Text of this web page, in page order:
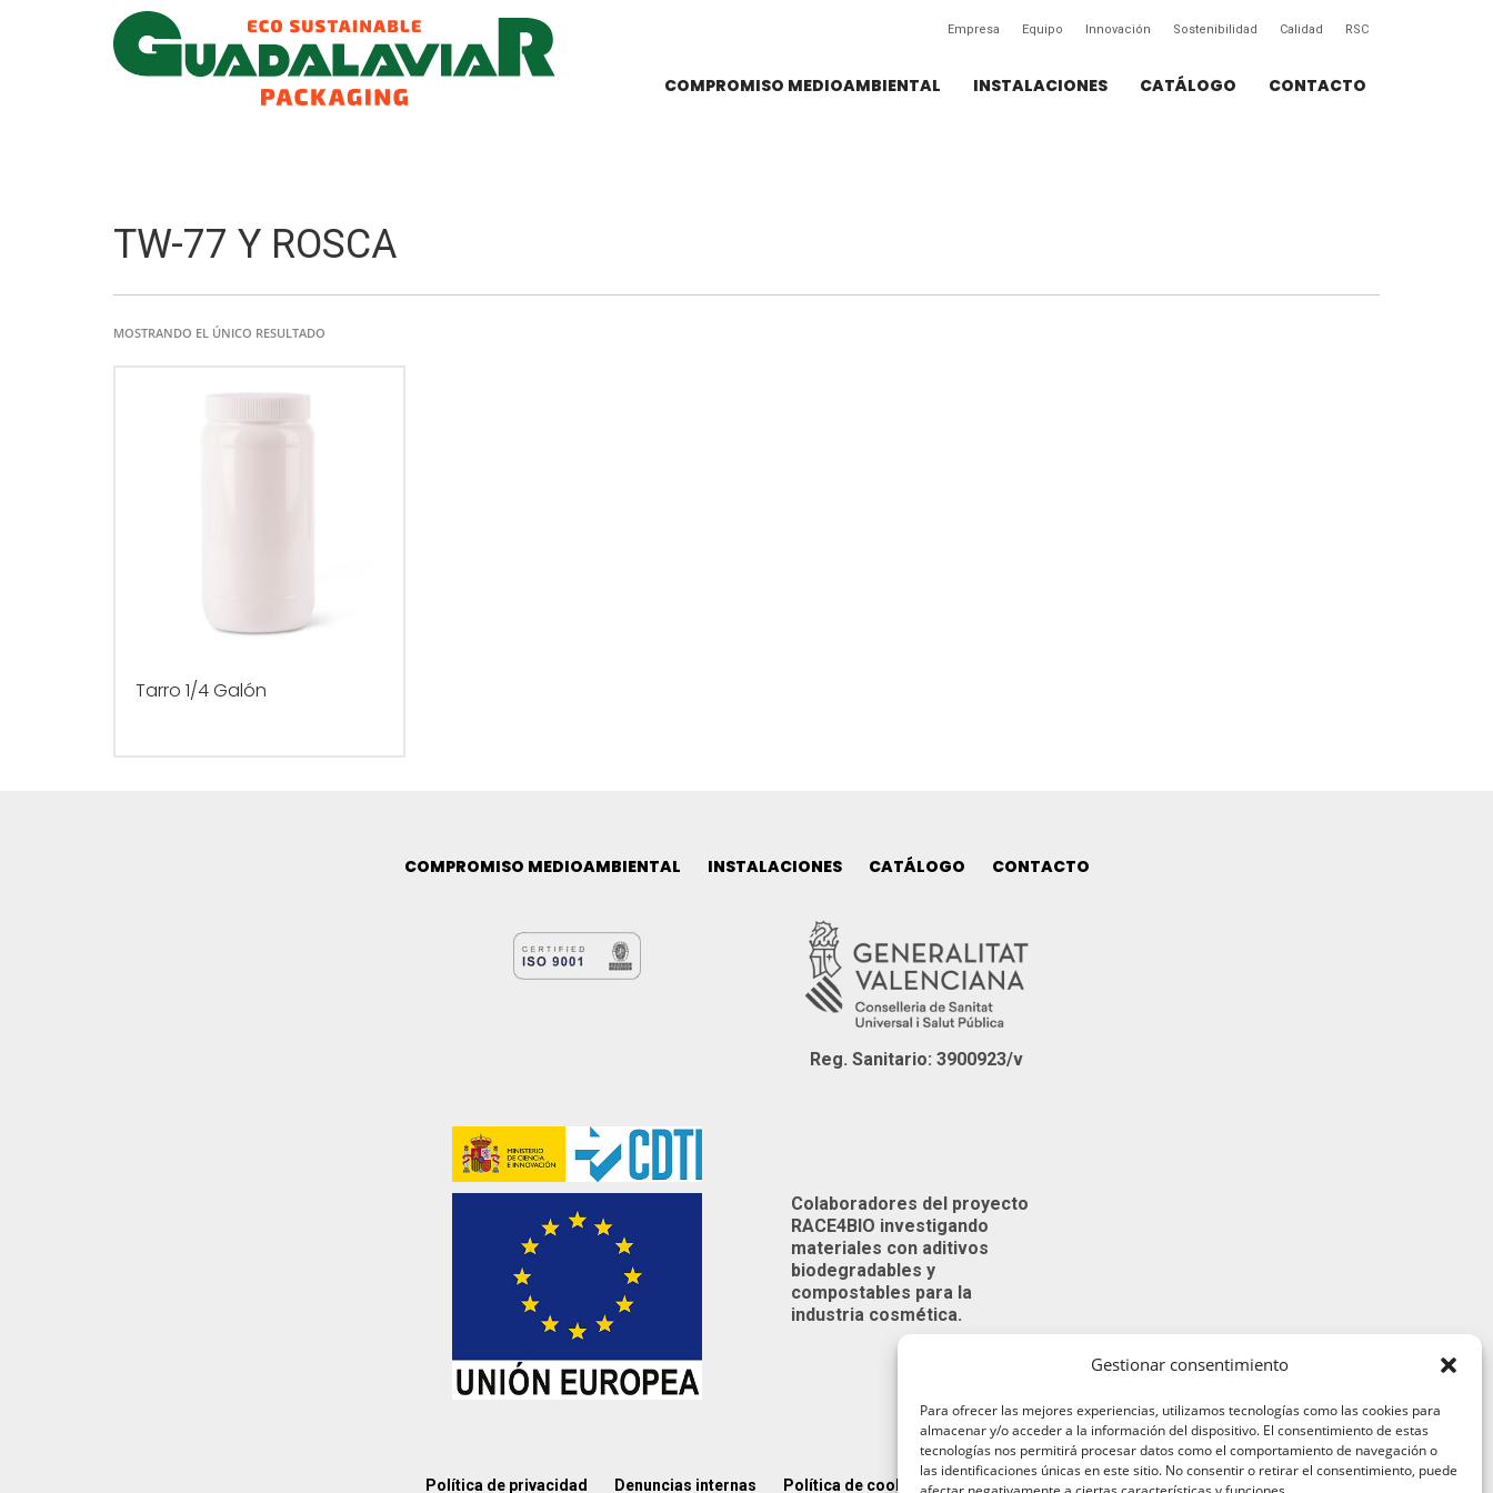
Gestionar consentimiento
Para ofrecer las mejores experiencias, utilizamos tecnologías como las cookies para
almacenar y/o acceder a la información del dispositivo. El consentimiento de estas
tecnologías nos permitirá procesar datos como el comportamiento de navegación o
las identificaciones únicas en este sitio. No consentir o retirar el consentimiento, puede
Empresa Equipo Innovación Sostenibilidad Calidad RSC
COMPROMISO MEDIOAMBIENTAL INSTALACIONES CATÁLOGO CONTACTO
TW-77 Y ROSCA
MOSTRANDO EL ÚNICO RESULTADO
Tarro 1/4 Galón
COMPROMISO MEDIOAMBIENTAL INSTALACIONES CATÁLOGO CONTACTO
Reg. Sanitario: 3900923/v
Colaboradores del proyecto
RACE4BIO investigando
materiales con aditivos
biodegradables y
compostables para la
industria cosmética.
Política de privacidad Denuncias internas Política de cookies (UE) Aviso legal